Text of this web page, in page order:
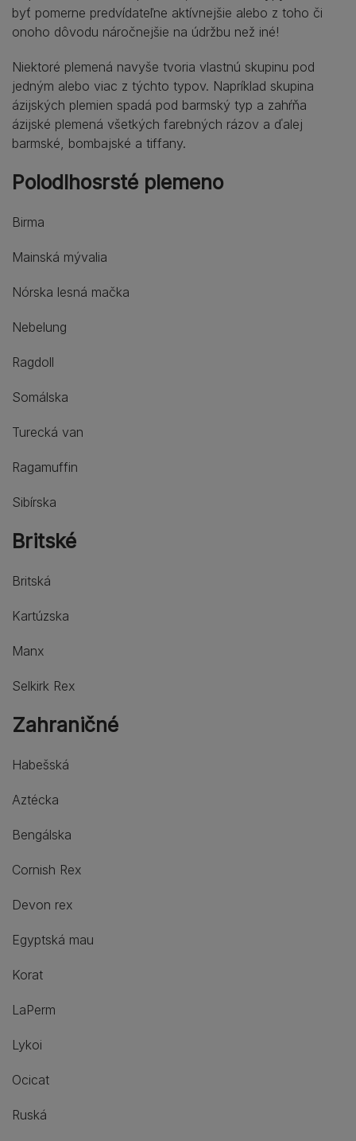
byť pomerne predvídateľne aktívnejšie alebo z toho či
onoho dôvodu náročnejšie na údržbu než iné!
Niektoré plemená navyše tvoria vlastnú skupinu pod
jedným alebo viac z týchto typov. Napríklad skupina
ázijských plemien spadá pod barmský typ a zahŕňa
ázijské plemená všetkých farebných rázov a ďalej
barmské, bombajské a tiffany.
Polodlhosrsté plemeno
Birma
Mainská mývalia
Nórska lesná mačka
Nebelung
Ragdoll
Somálska
Turecká van
Ragamuffin
Sibírska
Britské
Britská
Kartúzska
Manx
Selkirk Rex
Zahraničné
Habešská
Aztécka
Bengálska
Cornish Rex
Devon rex
Egyptská mau
Korat
LaPerm
Lykoi
Ocicat
Ruská